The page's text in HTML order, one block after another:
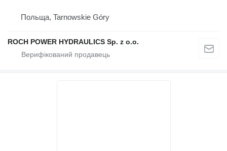
Польща, Tarnowskie Góry
ROCH POWER HYDRAULICS Sp. z o.o.